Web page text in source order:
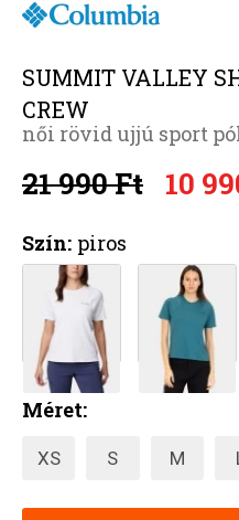
SUMMIT VALLEY
CREW
női rövid ujjú sport
21 990 Ft 10
Szín: piros
Méret:
XS S M